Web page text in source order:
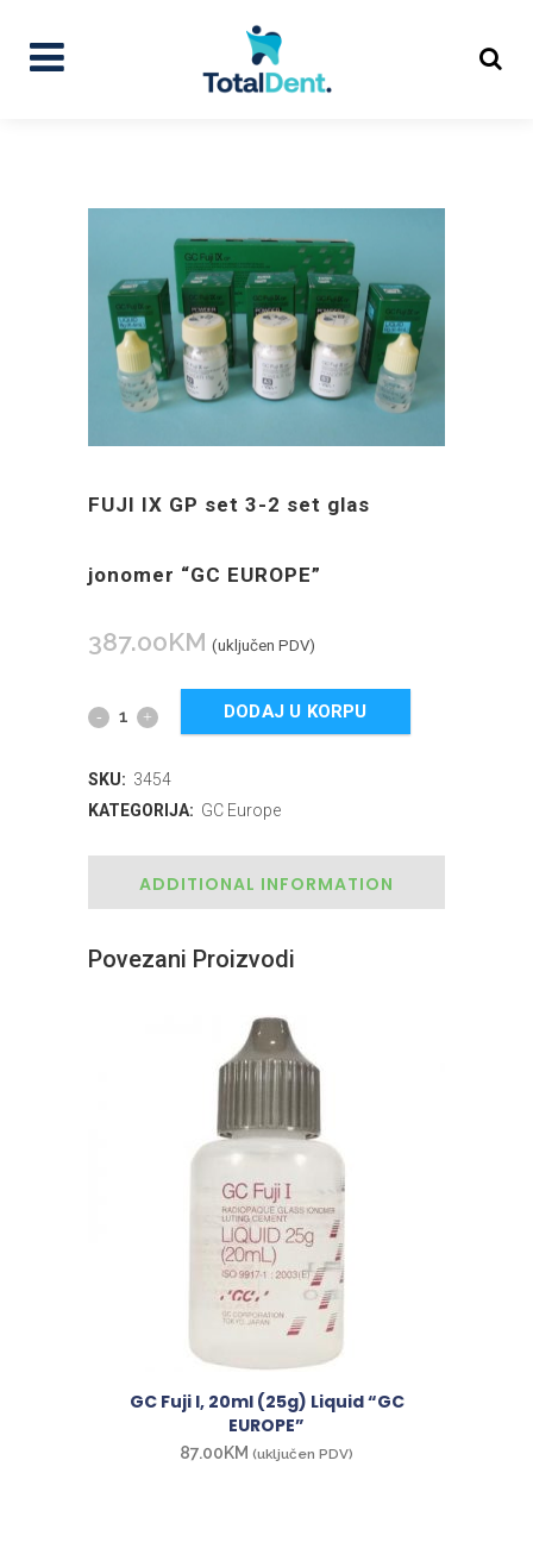
FUJI IX GP set 3-2 set glas
jonomer “GC EUROPE”
387.00KM (uključen PDV)
DODAJ U KORPU
SKU: 3454
KATEGORIJA: GC Europe
ADDITIONAL INFORMATION
Povezani Proizvodi
GC Fuji I, 20ml (25g) Liquid “GC
EUROPE”
87.00KM (uključen PDV)